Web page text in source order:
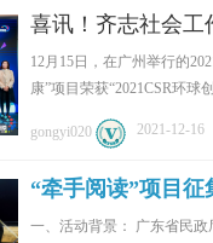
喜讯！齐志社会工
12月15日，在广州举行的
康”项目荣获“2021CSR环球
gongyi020 2021-12-16
“牵手阅读”项目
一、活动背景： 广东省民政